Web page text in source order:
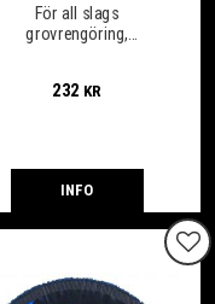
För all slags
grovrengöring,
etc. på järn, stål och
232 KR
INFO